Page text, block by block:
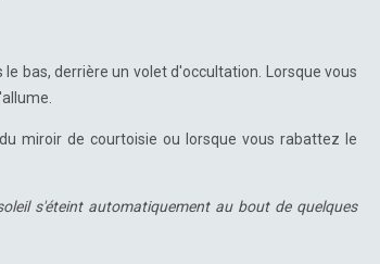
bas, derrière un volet d'occultation. Lorsque vous
miroir de courtoisie ou lorsque vous rabattez le
s'éteint automatiquement au bout de quelques